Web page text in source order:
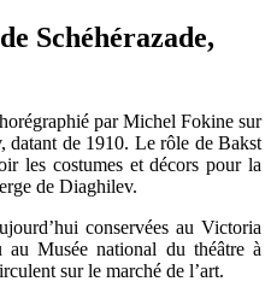
Schéhérazade,
par Michel Fokine sur
datant de 1910. Le rôle de Bakst
les costumes et décors pour la
de Diaghilev.
conservées au Victoria
Musée national du théâtre à
sur le marché de l’art.